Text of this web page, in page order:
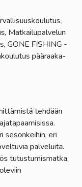
Matkailupalvelun
GONE FISHING -
pääraaka-
tehdään
eri
palveluita.
tutustumismatka,